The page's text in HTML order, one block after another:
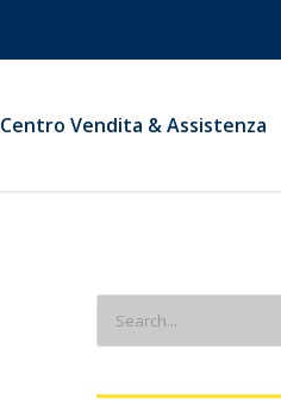
Centro Vendita & Assistenza